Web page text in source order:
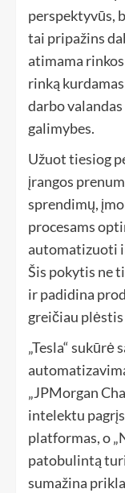
perspektyvūs,
tai pripažins
atimama
rinką
darbo
galimybes.
Užuot tiesiog
įrangos
sprendimų,
procesams
automatizuoti
Šis pokytis ne
ir padidina
greičiau
„Tesla“
„JPMorgan
intelektu
platformas, o
patobulintą
sumažina